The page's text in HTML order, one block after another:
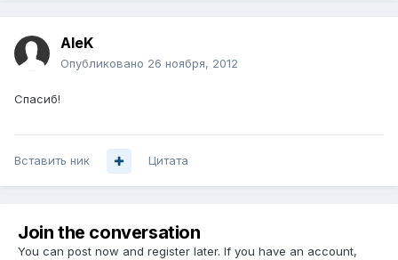
AleK
Опубликовано 26 ноября, 2012
Спасиб!
Вставить ник Цитата
Join the conversation
You can post now and register later. If you have an account,